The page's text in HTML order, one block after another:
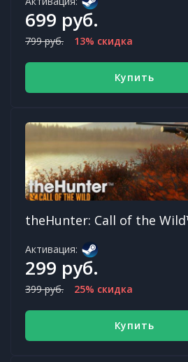
699 руб.
799 руб. 13% скидка
Купить
Активация:
299 руб.
399 руб. 25% скидка
Купить